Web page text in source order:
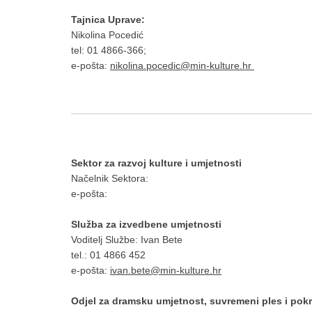
Tajnica Uprave:
Nikolina Pocedić
tel: 01 4866-366;
e-pošta: nikolina.pocedic@min-kulture.hr
Sektor za razvoj kulture i umjetnosti
Načelnik Sektora:
e-pošta:
Služba za izvedbene umjetnosti
Voditelj Službe: Ivan Bete
tel.: 01 4866 452
e-pošta: ivan.bete@min-kulture.hr
Odjel za dramsku umjetnost, suvremeni ples i